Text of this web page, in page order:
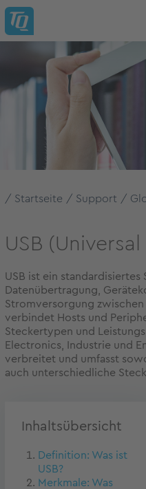
Startseite Support
USB
USB ist ein
Datenübertragung,
Stromversorgung
verbindet Hosts und
Steckertypen und
Electronics, Industrie und
verbreitet und umfasst
auch unterschiedliche
Inhaltsübersicht
Definition: Was ist
USB?
Merkmale: Was